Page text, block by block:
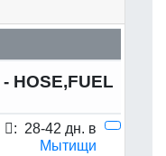
- HOSE,FUEL
: 28-42 дн. в
Мытищи